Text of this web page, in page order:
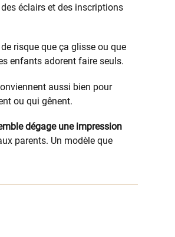
éclairs et des inscriptions
risque que ça glisse ou que
enfants adorent faire seuls.
aussi bien pour
ou qui gênent.
dégage une impression
parents. Un modèle que